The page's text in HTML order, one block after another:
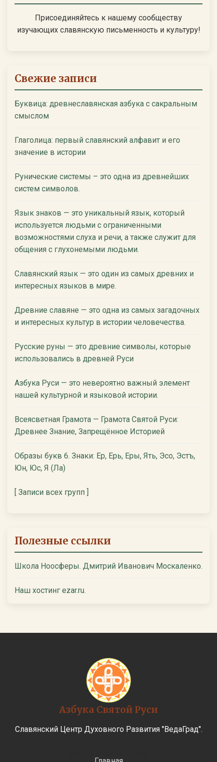
Присоединяйтесь к нашему сообществу
изучающих славянскую письменность и культуру!
Свежие записи
Буквица: древнеславянская азбука с сакральным
смыслом
Глаголица: первый славянский алфавит и его
значение в истории
Рунические системы – это одна из древнейших
систем символов.
Язык знаков — это уникальный язык, который
используется людьми с ограниченными
возможностями слуха и речи, а также служит для
общения с глухонемыми людьми.
Славянский язык — это один из самых древних и
интересных языков в мире.
Древние славяне — это одна из самых загадочных
и интересных культур в истории человечества.
Русские руны — это древние символы, которые
использовались в древней Руси
Азбука Руси — это невероятно важный элемент
нашей культурной и языковой истории.
Всеясветная Грамота — Грамота Святой Руси:
Древнее Знание, Запрещённое Историей
Образы букв 6. Знаки: Ер, Ерь, Еры, Ять, Эсо, Эстъ,
Юн, Юс, Я (Ла)
[ Записи всех групп ]
Полезные ссылки
Школа Ноосферы. Дмитрий Иванович Москаленко.
Наш хостинг ezar.ru.
Азбука Святой Руси
Славянский Центр Духовного Развития "ВедаГрад".